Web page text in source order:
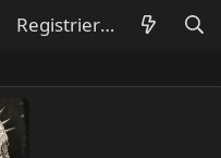
Registrieren